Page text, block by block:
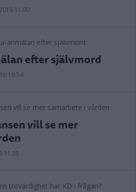
11.00
efter självmord
10.54
vill se mer
11.55